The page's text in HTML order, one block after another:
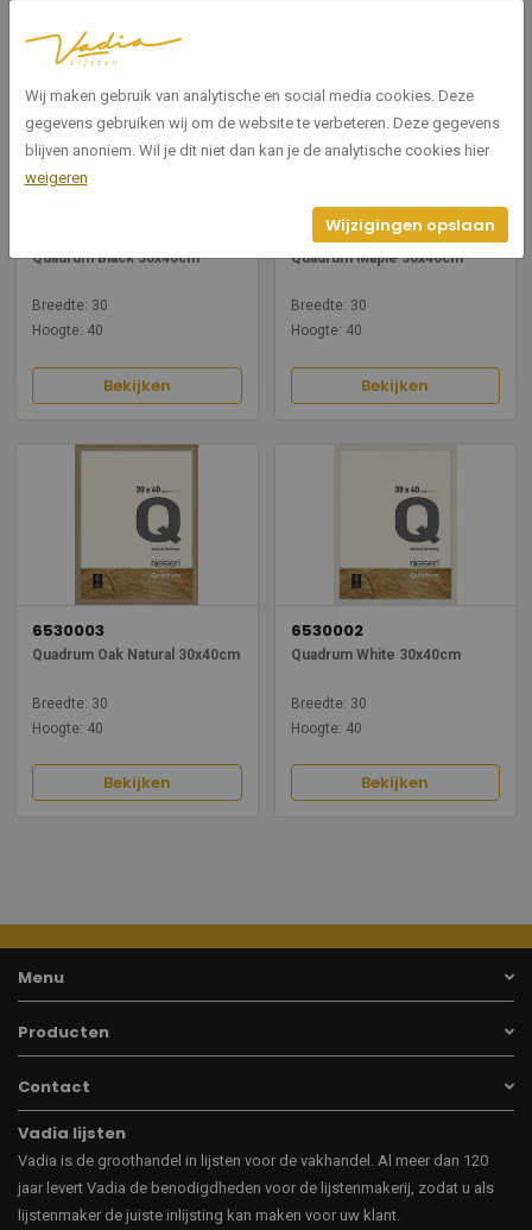
Gerelateerde producten
Quadrum Black 30x40cm
Breedte: 30
Hoogte: 40
Bekijken
6530004
Quadrum Maple 30x40cm
Breedte: 30
Hoogte: 40
Bekijken
6530003
Quadrum Oak Natural 30x40cm
Breedte: 30
Hoogte: 40
Bekijken
6530002
Quadrum White 30x40cm
Breedte: 30
Hoogte: 40
Bekijken
Menu
Producten
Contact
Vadia lijsten
Vadia is de groothandel in lijsten voor de vakhandel. Al meer dan 120
jaar levert Vadia de benodigdheden voor de lijstenmakerij, zodat u als
lijstenmaker de juiste inlijsting kan maken voor uw klant.
Wij maken gebruik van analytische en social media cookies. Deze
gegevens gebruiken wij om de website te verbeteren. Deze gegevens
blijven anoniem. Wil je dit niet dan kan je de analytische cookies hier
weigeren
Wijzigingen opslaan